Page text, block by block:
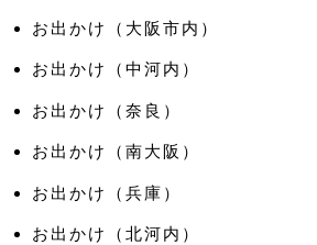
お出かけ（大阪市内）
お出かけ（中河内）
お出かけ（奈良）
お出かけ（南大阪）
お出かけ（兵庫）
お出かけ（北河内）